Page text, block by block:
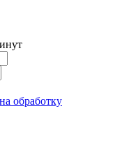
обработку